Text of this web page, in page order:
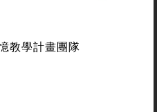
教學計畫團隊